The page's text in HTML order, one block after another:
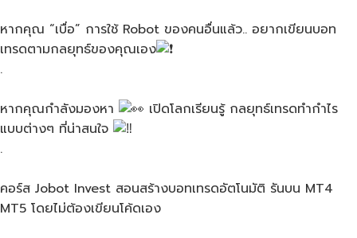
หากคุณ​ “เบื่อ​” การใช้​ Robot ของคนอื่นแล้ว.. อยากเขียนบอท
เทรดตามกลยุทธ์​ของคุณเอง
.
หากคุณกำลังมองหา​
เปิดโลกเรียนรู้​ กลยุทธ์​เทรดทำกำไร
แบบต่างๆ​ ที่น่าสนใจ​
.
คอร์ส Jobot Invest สอนสร้าง​บอทเทรดอัตโนม​ัติ​ รันบน​ MT4
MT5 โดยไม่ต้องเขียนโค้ดเอง